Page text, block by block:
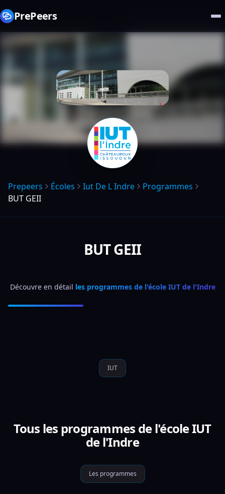
PrePeers
Prepeers Écoles Iut De L Indre
Programmes
BUT GEII
BUT GEII
Découvre en détail les programmes de l'école IUT de l'Indre
IUT
Tous les programmes de l'école IUT
de l'Indre
Les programmes